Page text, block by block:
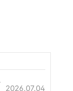
2026.07.04